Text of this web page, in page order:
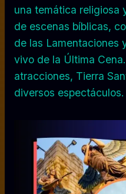
una temática religiosa
de escenas bíblicas,
de las Lamentaciones
vivo de la Última
atracciones, Tierra
diversos espectáculos.